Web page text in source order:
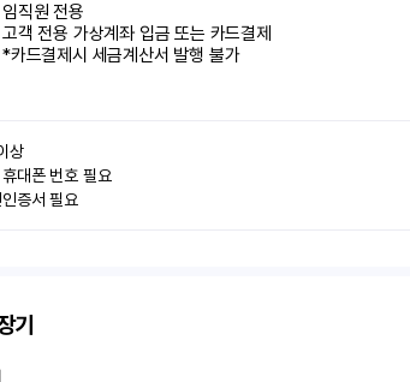
임직원 전용
고객 전용 가상계좌 입금 또는 카드결제
*카드결제시 세금계산서 발행 불가
상
대폰 번호 필요
증서 필요
기